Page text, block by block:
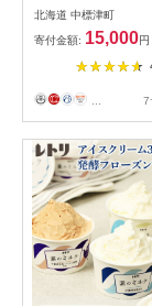
らぶ ゴーダチーズ
個 計500g 人気
き、3ヶ月以内に
【1701002】
北海道 中標津町
寄付金額: 15,000円
... 7